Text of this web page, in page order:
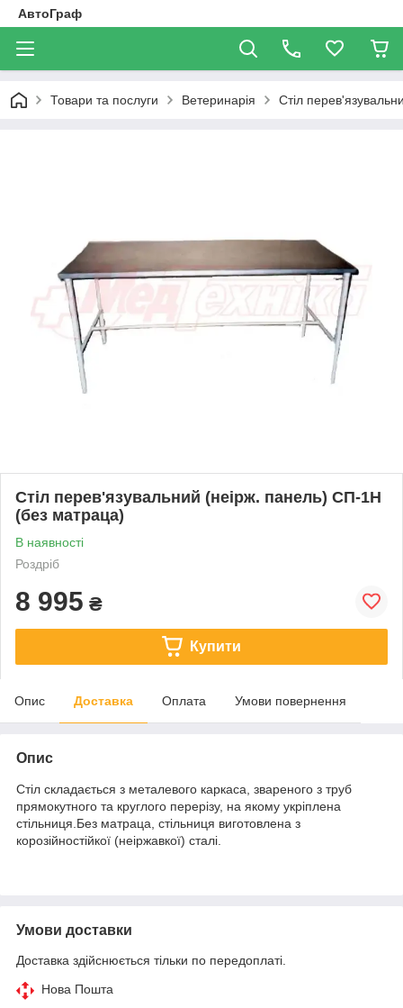
АвтоГраф
Товари та послуги Ветеринарія Стіл
Стіл перев'язувальний (неірж. панель) СП-1Н
(без матраца)
В наявності
Роздріб
8 995 ₴
Купити
Опис Доставка Оплата Умови повернення
Опис
Стіл складається з металевого каркаса, звареного з труб
прямокутного та круглого перерізу, на якому укріплена
стільниця.Без матраца, стільниця виготовлена з
корозійностійкої (неіржавкої) сталі.
Умови доставки
Доставка здійснюється тільки по передоплаті.
Нова Пошта